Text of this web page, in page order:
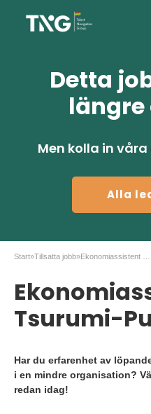
Detta
längre
Men kolla in
Alla
Start»Tillsatta jobb»
Tsurumi-
Har du erfarenhet av
i en mindre organisation?
redan idag!